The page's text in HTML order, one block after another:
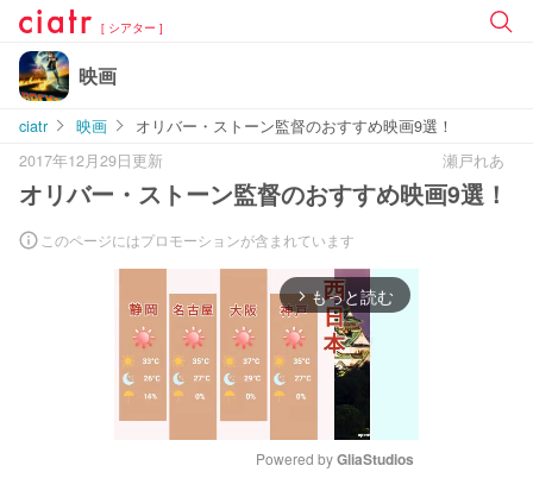
[ シアター ]
映画
ciatr 映画
オリバー・ストーン監督のおすすめ映画9選！
2017年12月29日更新
瀬戸れあ
オリバー・ストーン監督のおすすめ映画9選！
このページにはプロモーションが含まれています
arrow_forward_ios もっと読む
Powered by GliaStudios